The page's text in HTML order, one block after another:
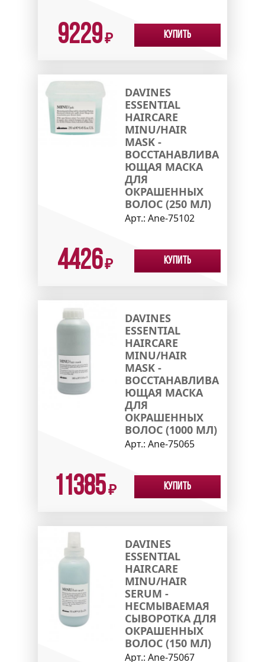
9229₽ Купить
DAVINES
ESSENTIAL
HAIRCARE
MINU/HAIR
MASK -
ВОССТАНАВЛИВА
ЮЩАЯ МАСКА
ДЛЯ
ОКРАШЕННЫХ
ВОЛОС (250 МЛ)
Арт.: Ane-75102
4426₽ Купить
DAVINES
ESSENTIAL
HAIRCARE
MINU/HAIR
MASK -
ВОССТАНАВЛИВА
ЮЩАЯ МАСКА
ДЛЯ
ОКРАШЕННЫХ
ВОЛОС (1000 МЛ)
Арт.: Ane-75065
11385₽ Купить
DAVINES
ESSENTIAL
HAIRCARE
MINU/HAIR
SERUM -
НЕСМЫВАЕМАЯ
СЫВОРОТКА ДЛЯ
ОКРАШЕННЫХ
ВОЛОС (150 МЛ)
Арт.: Ane-75067